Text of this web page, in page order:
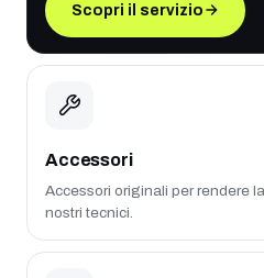
Scopri il servizio
Accessori
Accessori originali per rendere
nostri tecnici.